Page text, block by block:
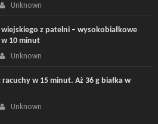
Unknown
z patelni – wysokobiałkowe
10 minut
Unknown
w 15 minut. Aż 36 g białka w
Unknown